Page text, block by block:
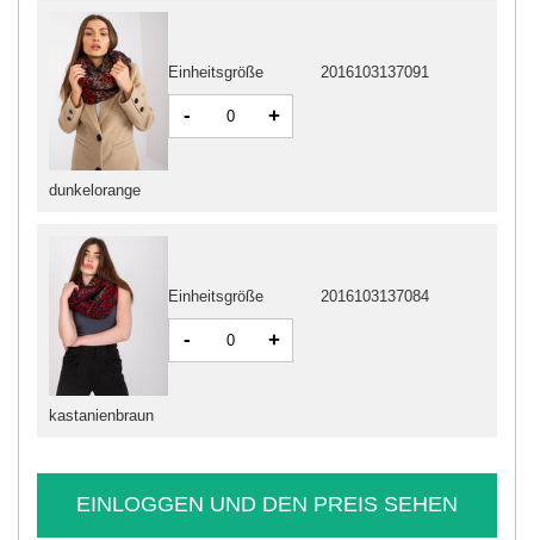
dunkelorange
Einheitsgröße 2016103137091
- +
kastanienbraun
Einheitsgröße 2016103137084
- +
EINLOGGEN UND DEN PREIS SEHEN